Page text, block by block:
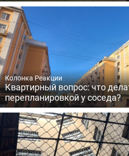
Колонка Реакции
Квартирный вопрос: что
перепланировкой у соседа?